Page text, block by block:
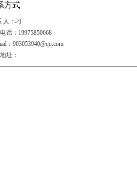
方式
人：刁
话：19975850668
：903053940@qq.com
址：